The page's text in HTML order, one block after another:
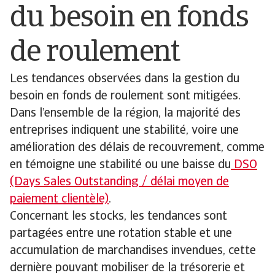
du besoin en fonds
de roulement
Les tendances observées dans la gestion du
besoin en fonds de roulement sont mitigées.
Dans l’ensemble de la région, la majorité des
entreprises indiquent une stabilité, voire une
amélioration des délais de recouvrement, comme
en témoigne une stabilité ou une baisse du DSO
(Days Sales Outstanding / délai moyen de
paiement clientèle).
Concernant les stocks, les tendances sont
partagées entre une rotation stable et une
accumulation de marchandises invendues, cette
dernière pouvant mobiliser de la trésorerie et